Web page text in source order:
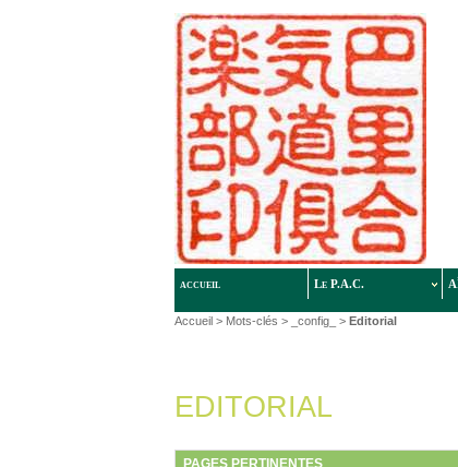
accueil Le P.A.C.
Accueil > Mots-clés > _config_ > Editorial
EDITORIAL
PAGES PERTINENTES